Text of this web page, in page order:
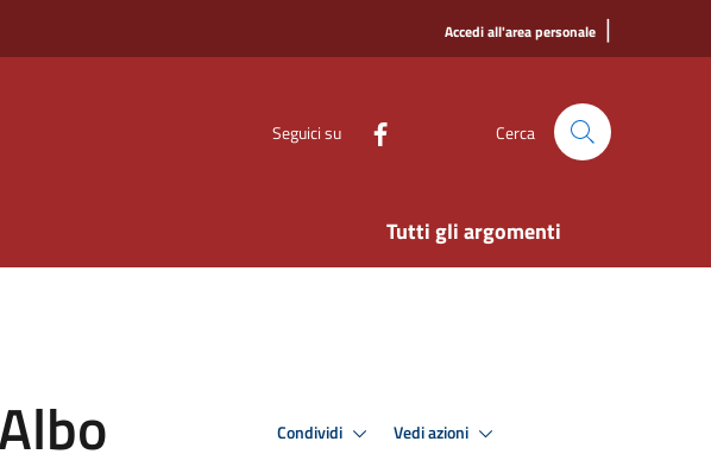
Accedi all'area personale |
Seguici su Cerca
Tutti gli argomenti
Condividi Vedi azioni